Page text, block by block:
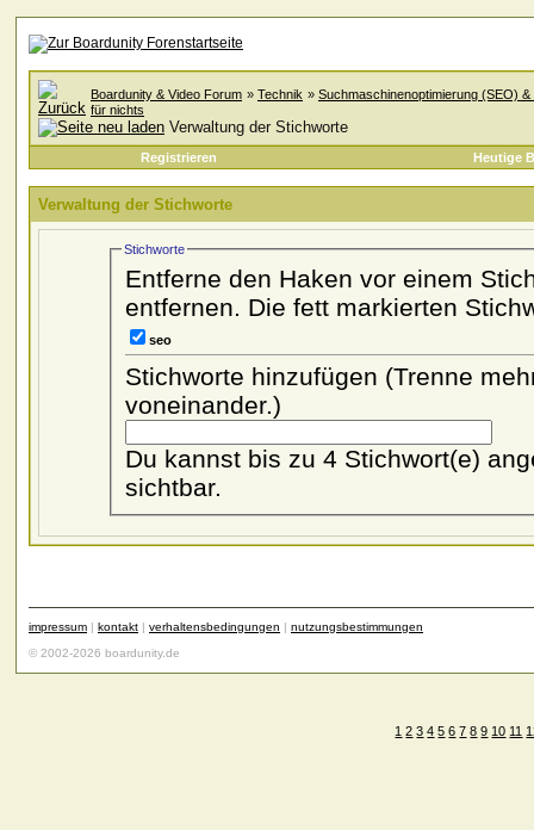
Boardunity & Video Forum » Technik » Suchmaschinenoptimierung (SEO)
für nichts
Verwaltung der Stichworte
Registrieren Heutige
Verwaltung der Stichworte
Stichworte
Entferne den Haken vor einem
entfernen. Die fett markierten
seo
Stichworte hinzufügen (Trenne
voneinander.)
Du kannst bis zu 4 Stichwort(e) angeben. Stichwörter sind für
sichtbar.
impressum | kontakt | verhaltensbedingungen | nutzungsbestimmungen
© 2002-2026 boardunity.de
1 2 3 4 5 6 7 8 9 10 11